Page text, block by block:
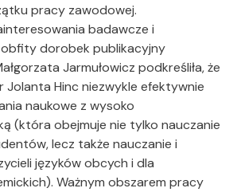
pracy zawodowej.
badawcze i
dorobek publikacyjny
Jarmułowicz podkreśliła, że
Jolanta Hinc niezwykle efektywnie
naukowe z wysoko
(która obejmuje nie tylko nauczanie
lecz także nauczanie i
języków obcych i dla
Ważnym obszarem pracy